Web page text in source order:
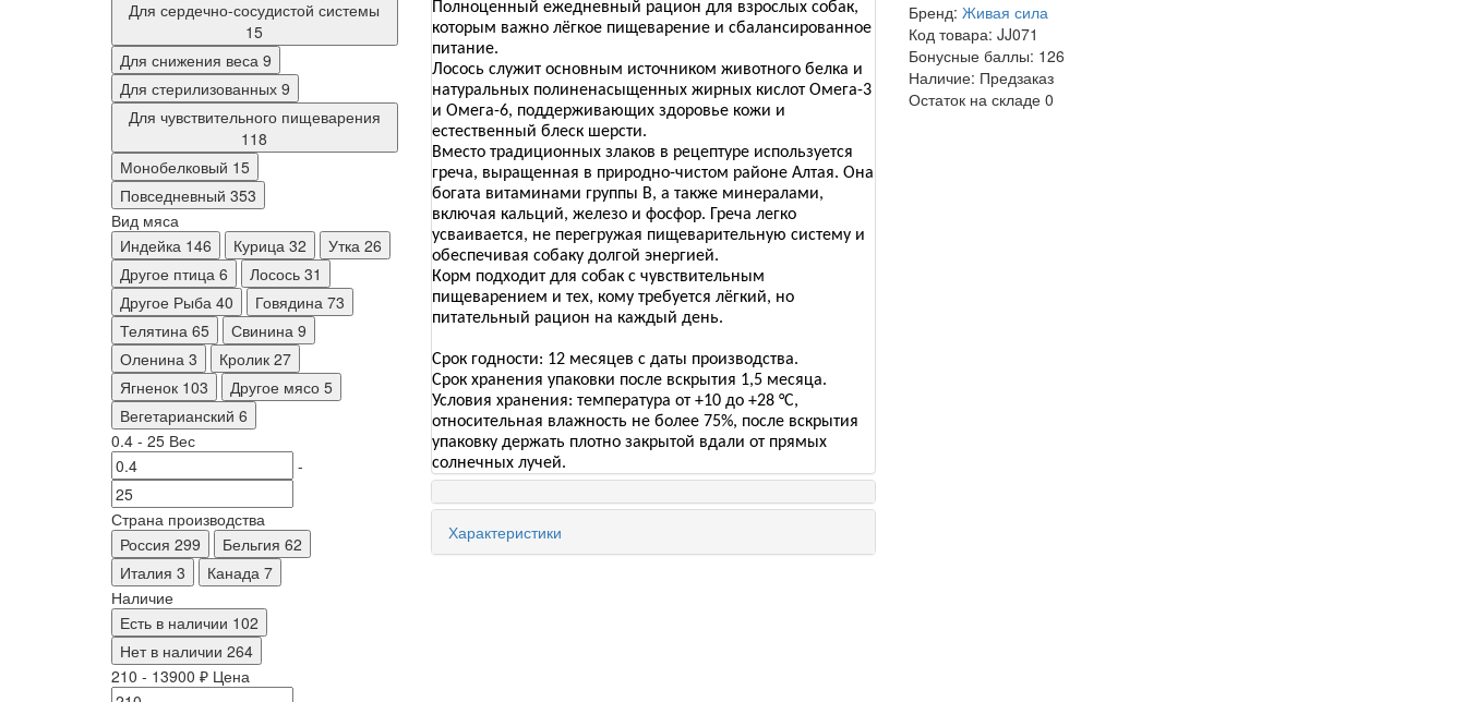
Для сердечно-сосудистой системы
15
Для снижения веса 9
Для стерилизованных 9
Для чувствительного пищеварения
118
Монобелковый 15
Повседневный 353
Вид мяса
Индейка 146 Курица 32 Утка 26
Другое птица 6 Лосось 31
Другое Рыба 40 Говядина 73
Телятина 65 Свинина 9
Оленина 3 Кролик 27
Ягненок 103 Другое мясо 5
Вегетарианский 6
0.4 - 25 Вес
-
Страна производства
Россия 299 Бельгия 62
Италия 3 Канада 7
Наличие
Есть в наличии 102
Нет в наличии 264
210 - 13900 ₽ Цена
Полноценный ежедневный рацион для взрослых собак,
которым важно лёгкое пищеварение и сбалансированное
питание.
Лосось служит основным источником животного белка и
натуральных полиненасыщенных жирных кислот Омега-3
и Омега-6, поддерживающих здоровье кожи и
естественный блеск шерсти.
Вместо традиционных злаков в рецептуре используется
греча, выращенная в природно-чистом районе Алтая. Она
богата витаминами группы B, а также минералами,
включая кальций, железо и фосфор. Греча легко
усваивается, не перегружая пищеварительную систему и
обеспечивая собаку долгой энергией.
Корм подходит для собак с чувствительным
пищеварением и тех, кому требуется лёгкий, но
питательный рацион на каждый день.
Срок годности: 12 месяцев с даты производства.
Срок хранения упаковки после вскрытия 1,5 месяца.
Условия хранения: температура от +10 до +28 °C,
относительная влажность не более 75%, после вскрытия
упаковку держать плотно закрытой вдали от прямых
солнечных лучей.
Характеристики
Бренд: Живая сила
Код товара: JJ071
Бонусные баллы: 126
Наличие: Предзаказ
Остаток на складе 0